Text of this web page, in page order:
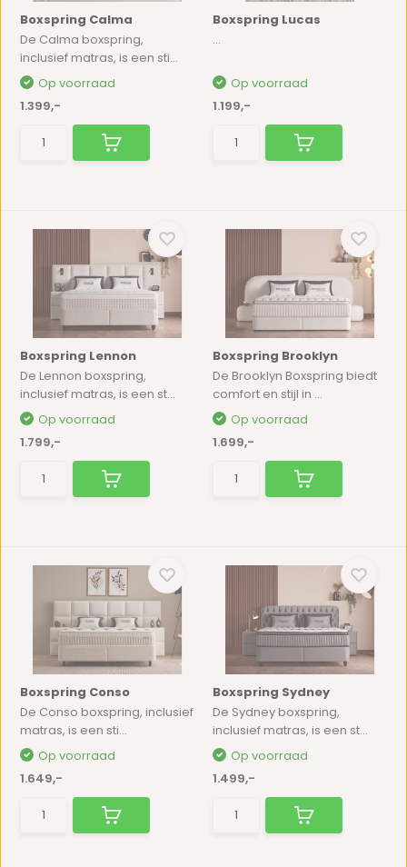
Boxspring Calma
De Calma boxspring,
inclusief matras, is een sti...
Op voorraad
1.399,-
Boxspring Lucas
...
Op voorraad
1.199,-
Boxspring Lennon
De Lennon boxspring,
inclusief matras, is een st...
Op voorraad
1.799,-
Boxspring Brooklyn
De Brooklyn Boxspring biedt
comfort en stijl in ...
Op voorraad
1.699,-
Boxspring Conso
De Conso boxspring, inclusief
matras, is een sti...
Op voorraad
1.649,-
Boxspring Sydney
De Sydney boxspring,
inclusief matras, is een st...
Op voorraad
1.499,-